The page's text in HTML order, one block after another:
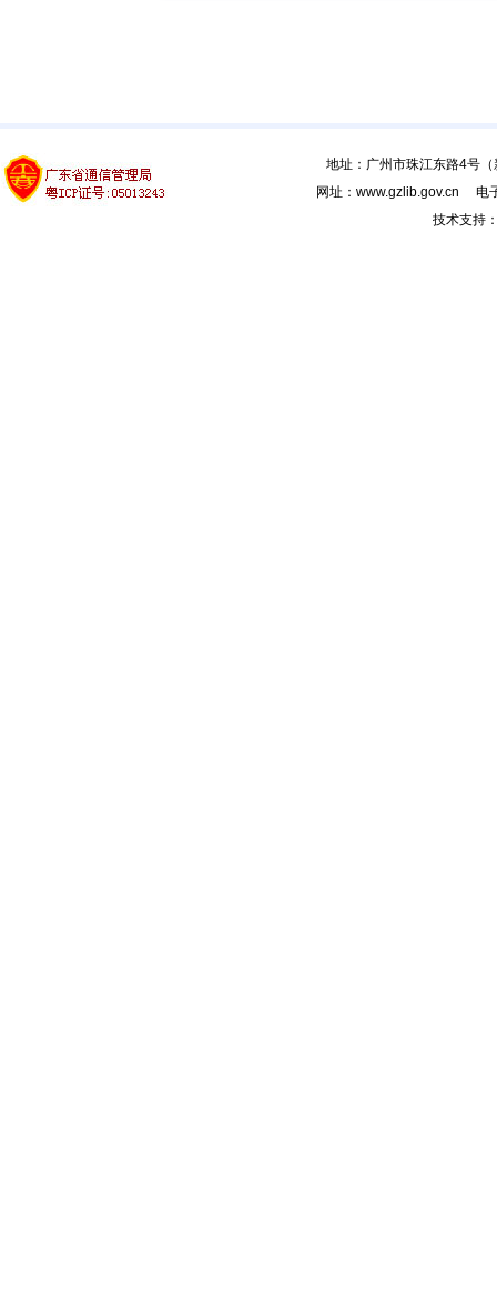
地址：广州市珠江东路4
网址：www.gzlib.gov.cn 电
技术支持